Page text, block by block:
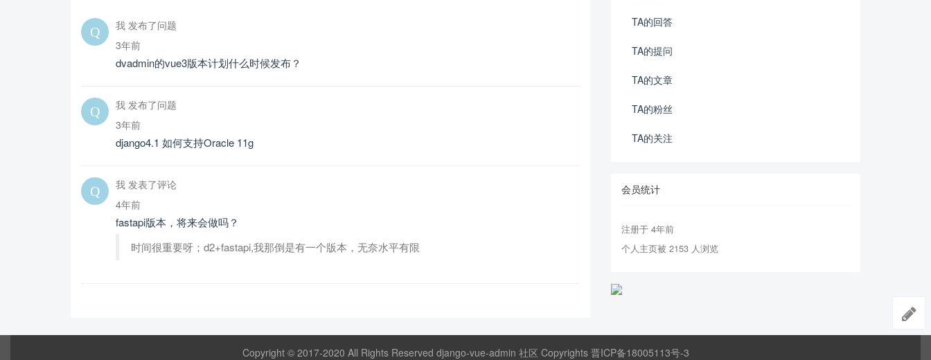
我 发布了问题
3年前
dvadmin的vue3版本计划什么时候发布？
我 发布了问题
3年前
django4.1 如何支持Oracle 11g
我 发表了评论
4年前
fastapi版本，将来会做吗？
时间很重要呀；d2+fastapi,我那倒是有一个版本，无奈水平有限
TA的回答
TA的提问
TA的文章
TA的粉丝
TA的关注
会员统计
注册于 4年前
个人主页被 2153 人浏览
Copyright © 2017-2020 All Rights Reserved django-vue-admin 社区 Copyrights 晋ICP备18005113号-3